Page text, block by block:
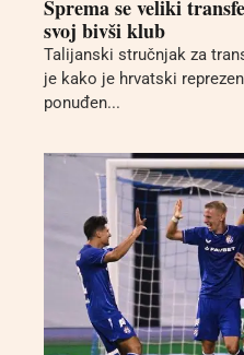
Sprema se veliki
svoj bivši klub
Talijanski stručnjak za
je kako je hrvatski
ponuđen...